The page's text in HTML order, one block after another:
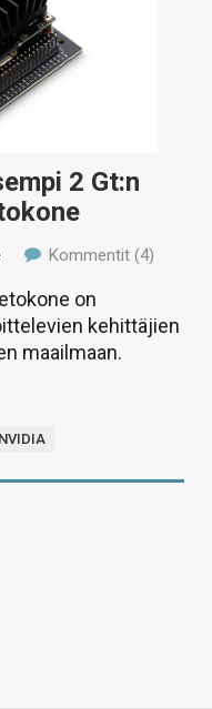
2 Gt:n
Kommentit (4)
on
kehittäjien
maailmaan.
NVIDIA